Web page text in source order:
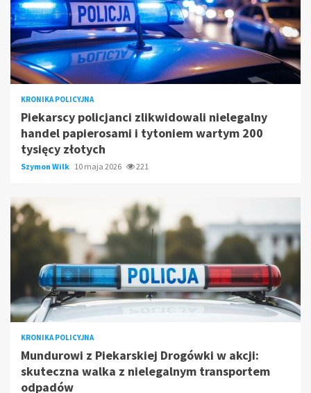
KRONIKA POLICYJNA
Piekarscy policjanci zlikwidowali nielegalny
handel papierosami i tytoniem wartym 200
tysięcy złotych
Szymon Wilk 10 maja 2026 221
KRONIKA POLICYJNA
Mundurowi z Piekarskiej Drogówki w akcji:
skuteczna walka z nielegalnym transportem
odpadów